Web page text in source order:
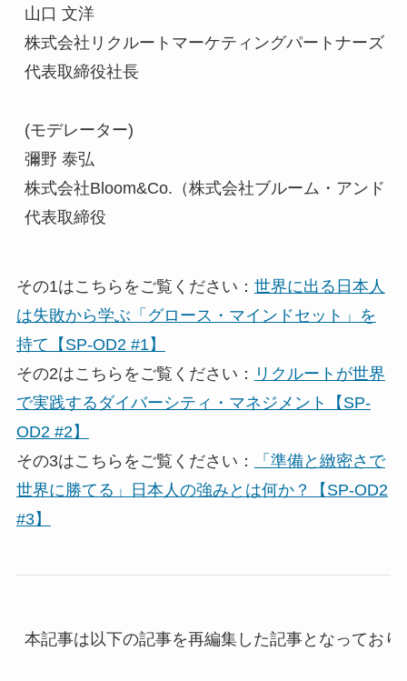
山口 文洋
株式会社リクルートマーケティングパートナーズ
代表取締役社長
(モデレーター)
彌野 泰弘
株式会社Bloom&Co.（株式会社ブルーム・アンド
代表取締役
その1はこちらをご覧ください： 世界に出る日本人
は失敗から学ぶ「グロース・マインドセット」を
持て【SP-OD2 #1】
その2はこちらをご覧ください： リクルートが世界
で実践するダイバーシティ・マネジメント【SP-
OD2 #2】
その3はこちらをご覧ください：
「準備と緻密さで
世界に勝てる」日本人の強みとは何か？【SP-OD2
#3】
本記事は以下の記事を再編集した記事となってお